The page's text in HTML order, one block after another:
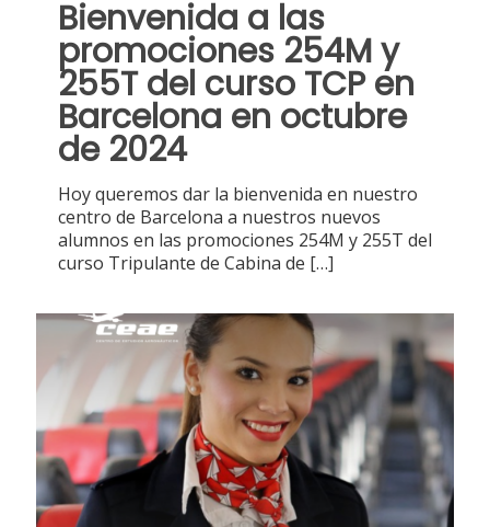
Bienvenida a las
promociones 254M y
255T del curso TCP en
Barcelona en octubre
de 2024
Hoy queremos dar la bienvenida en nuestro
centro de Barcelona a nuestros nuevos
alumnos en las promociones 254M y 255T del
curso Tripulante de Cabina de […]